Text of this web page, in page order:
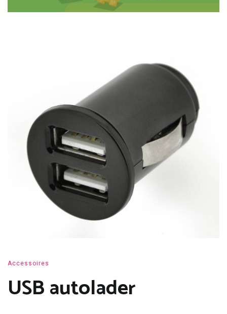
Accessoires
USB autolader